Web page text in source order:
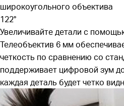
широкоугольного объектива
122°
Увеличивайте детали с
Телеобъектив 6 мм
четкость по сравнению со
поддерживает цифровой зум
каждая деталь будет четко